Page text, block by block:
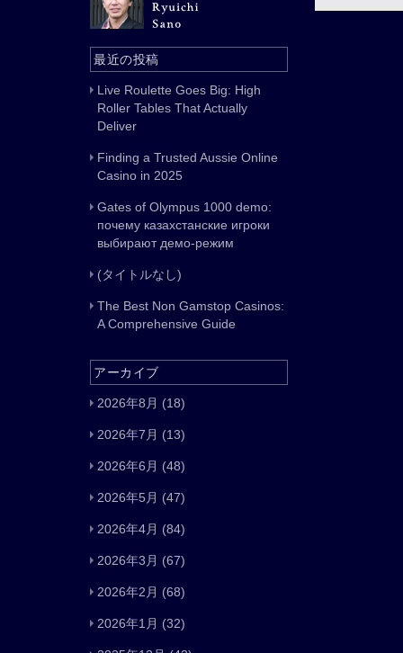
最近の投稿
Live Roulette Goes Big: High
Roller Tables That Actually
Deliver
Finding a Trusted Aussie Online
Casino in 2025
Gates of Olympus 1000 demo:
почему казахстанские игроки
выбирают демо-режим
(タイトルなし)
The Best Non Gamstop Casinos:
A Comprehensive Guide
アーカイブ
2026年8月 (18)
2026年7月 (13)
2026年6月 (48)
2026年5月 (47)
2026年4月 (84)
2026年3月 (67)
2026年2月 (68)
2026年1月 (32)